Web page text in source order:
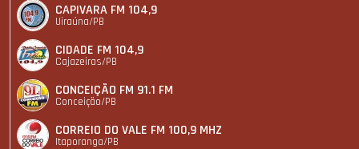
CAPIVARA FM 104,9
Uiraúna/PB
CIDADE FM 104,9
Cajazeiras/PB
CONCEIÇÃO FM 91.1 FM
Conceição/PB
CORREIO DO VALE FM 100,9 MHZ
Itaporanga/PB